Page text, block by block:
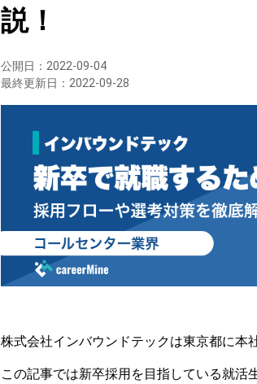
説！
公開日： 2022-09-04
最終更新日： 2022-09-28
株式会社インバウンドテックは東京都に本
この記事では新卒採用を目指している就